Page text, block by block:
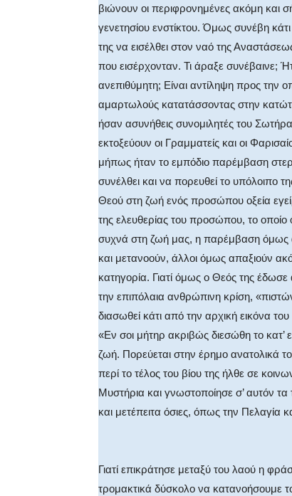
βιώνουν οι περιφρονημένες ακόμη και
γενετησίου ενστίκτου. Όμως συνέβη
της να εισέλθει στον ναό της
που εισέρχονταν. Τι άραξε συνέβαινε;
ανεπιθύμητη; Είναι αντίληψη προς την
αμαρτωλούς κατατάσσοντας στην
ήσαν ασυνήθεις συνομιλητές του
εκτοξεύουν οι Γραμματείς και οι
μήπως ήταν το εμπόδιο παρέμβαση
συνέλθει και να πορευθεί το υπόλοιπο
Θεού στη ζωή ενός προσώπου οξεία
της ελευθερίας του προσώπου, το
συχνά στη ζωή μας, η παρέμβαση όμως
και μετανοούν, άλλοι όμως απαξιούν
κατηγορία. Γιατί όμως ο Θεός της έδωσε
την επιπόλαια ανθρώπινη κρίση,
διασωθεί κάτι από την αρχική εικόνα
«Εν σοι μήτηρ ακριβώς διεσώθη το
ζωή. Πορεύεται στην έρημο ανατολικά
περί το τέλος του βίου της ήλθε σε
Μυστήρια και γνωστοποίησε σ’ αυτόν
και μετέπειτα όσιες, όπως την Πελαγία
Γιατί επικράτησε μεταξύ του λαού η
τρομακτικά δύσκολο να κατανοήσουμε